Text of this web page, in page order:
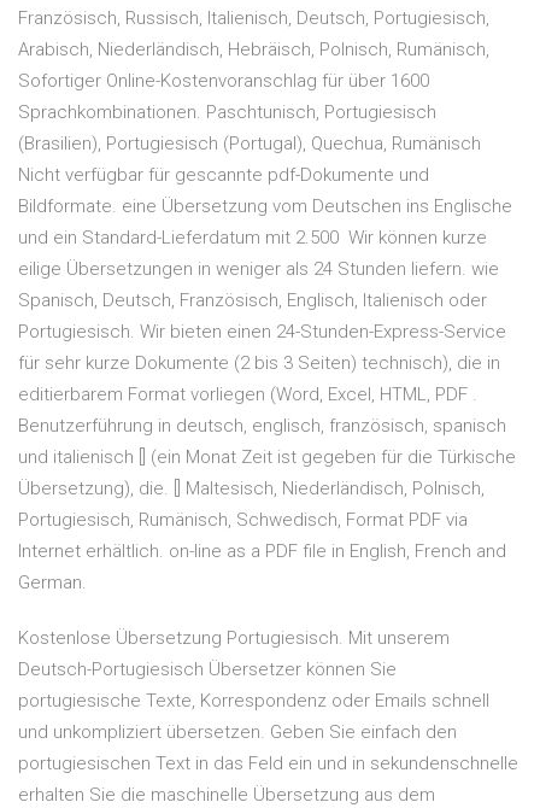
Französisch, Russisch, Italienisch, Deutsch, Portugiesisch,
Arabisch, Niederländisch, Hebräisch, Polnisch, Rumänisch,
Sofortiger Online-Kostenvoranschlag für über 1600
Sprachkombinationen. Paschtunisch, Portugiesisch
(Brasilien), Portugiesisch (Portugal), Quechua, Rumänisch
Nicht verfügbar für gescannte pdf-Dokumente und
Bildformate. eine Übersetzung vom Deutschen ins Englische
und ein Standard-Lieferdatum mit 2.500 Wir können kurze
eilige Übersetzungen in weniger als 24 Stunden liefern. wie
Spanisch, Deutsch, Französisch, Englisch, Italienisch oder
Portugiesisch. Wir bieten einen 24-Stunden-Express-Service
für sehr kurze Dokumente (2 bis 3 Seiten) technisch), die in
editierbarem Format vorliegen (Word, Excel, HTML, PDF .
Benutzerführung in deutsch, englisch, französisch, spanisch
und italienisch [] (ein Monat Zeit ist gegeben für die Türkische
Übersetzung), die. [] Maltesisch, Niederländisch, Polnisch,
Portugiesisch, Rumänisch, Schwedisch, Format PDF via
Internet erhältlich. on-line as a PDF file in English, French and
German.
Kostenlose Übersetzung Portugiesisch. Mit unserem
Deutsch-Portugiesisch Übersetzer können Sie
portugiesische Texte, Korrespondenz oder Emails schnell
und unkompliziert übersetzen. Geben Sie einfach den
portugiesischen Text in das Feld ein und in sekundenschnelle
erhalten Sie die maschinelle Übersetzung aus dem